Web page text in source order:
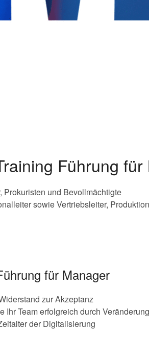
Führung
Prokuristen und Bevollmächtigte
sowie Vertriebsleiter,
für Manager
zur Akzeptanz
Team erfolgreich durch
der Digitalisierung